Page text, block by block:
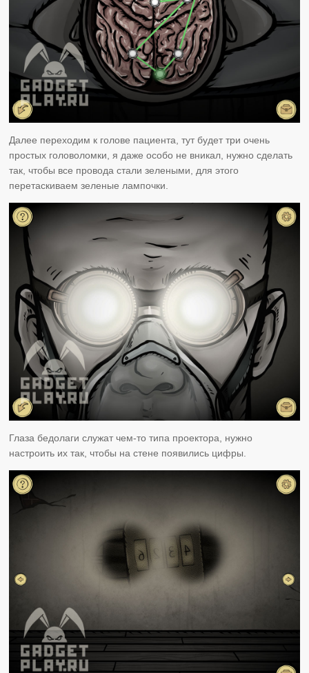
Далее переходим к голове пациента, тут будет три очень
простых головоломки, я даже особо не вникал, нужно сделать
так, чтобы все провода стали зелеными, для этого
перетаскиваем зеленые лампочки.
Глаза бедолаги служат чем-то типа проектора, нужно
настроить их так, чтобы на стене появились цифры.